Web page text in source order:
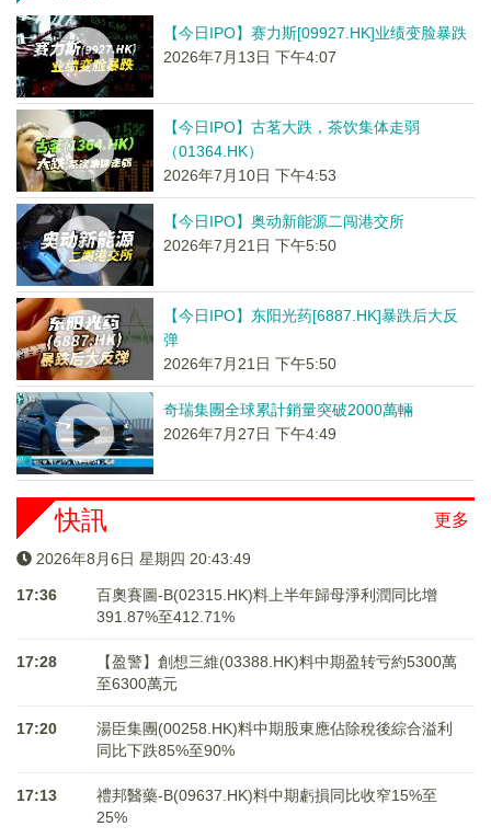
【今日IPO】赛力斯[09927.HK]业绩变脸暴跌
2026年7月13日 下午4:07
【今日IPO】古茗大跌，茶饮集体走弱
（01364.HK）
2026年7月10日 下午4:53
【今日IPO】奥动新能源二闯港交所
2026年7月21日 下午5:50
【今日IPO】东阳光药[6887.HK]暴跌后大反
弹
2026年7月21日 下午5:50
奇瑞集團全球累計銷量突破2000萬輛
2026年7月27日 下午4:49
更多
快訊
2026年8月6日 星期四 20:43:49
17:36
百奧賽圖-B(02315.HK)料上半年歸母淨利潤同比增
391.87%至412.71%
17:28
【盈警】創想三維(03388.HK)料中期盈转亏約5300萬
至6300萬元
17:20
湯臣集團(00258.HK)料中期股東應佔除稅後綜合溢利
同比下跌85%至90%
17:13
禮邦醫藥-B(09637.HK)料中期虧損同比收窄15%至
25%